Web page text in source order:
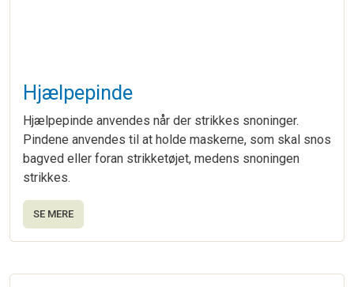
Hjælpepinde
Hjælpepinde anvendes når der strikkes snoninger.
Pindene anvendes til at holde maskerne, som skal snos
bagved eller foran strikketøjet, medens snoningen
strikkes.
SE MERE